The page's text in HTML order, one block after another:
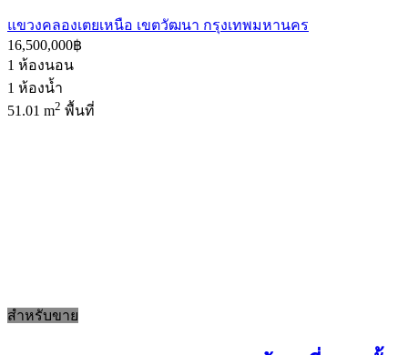
แขวงคลองเตยเหนือ เขตวัฒนา กรุงเทพมหานคร
16,500,000฿
1 ห้องนอน
1 ห้องน้ำ
51.01 m2 พื้นที่
สำหรับขาย